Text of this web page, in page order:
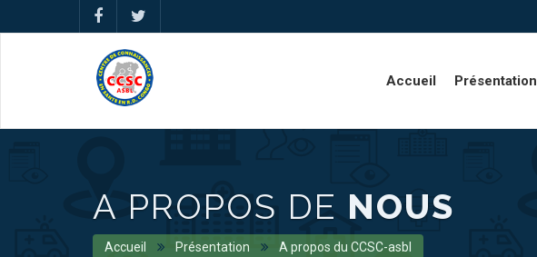
Accueil Présentation
A PROPOS DE NOUS
Accueil Présentation A propos du CCSC-asbl